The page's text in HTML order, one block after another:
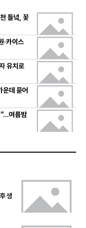
들녘, 꽃
·카이스
유치로
데 묻어
”…여름밤
생